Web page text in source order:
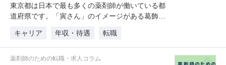
東京都は日本で最も多くの薬剤師が働いている都
道府県です。「寅さん」のイメージがある葛飾区
キャリア
年収・待遇 転職
薬剤師のための転職・求人コラム